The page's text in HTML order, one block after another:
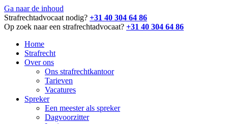
Ga naar de inhoud
Strafrechtadvocaat nodig? +31 40 304 64 86
Op zoek naar een strafrechtadvocaat? +31 40 304 64 86
Home
Strafrecht
Over ons
Ons strafrechtkantoor
Tarieven
Vacatures
Spreker
Een meester als spreker
Dagvoorzitter